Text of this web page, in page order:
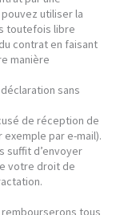
utiliser la
toutefois libre
contrat en faisant
manière
sans
de réception de
par e-mail).
suffit d’envoyer
votre droit de
tous